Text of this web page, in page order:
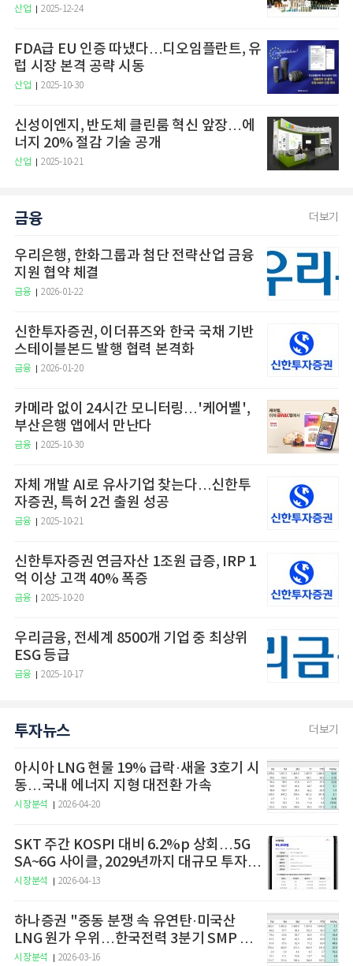
산업 2025-12-24
FDA급 EU 인증 따냈다…디오임플란트, 유
럽 시장 본격 공략 시동
산업 2025-10-30
신성이엔지, 반도체 클린룸 혁신 앞장…에
너지 20% 절감 기술 공개
산업 2025-10-21
금융 더보기
우리은행, 한화그룹과 첨단 전략산업 금융
지원 협약 체결
금융 2026-01-22
신한투자증권, 이더퓨즈와 한국 국채 기반
스테이블본드 발행 협력 본격화
금융 2026-01-20
카메라 없이 24시간 모니터링…'케어벨',
부산은행 앱에서 만난다
금융 2025-10-30
자체 개발 AI로 유사기업 찾는다…신한투
자증권, 특허 2건 출원 성공
금융 2025-10-21
신한투자증권 연금자산 1조원 급증, IRP 1
억 이상 고객 40% 폭증
금융 2025-10-20
우리금융, 전세계 8500개 기업 중 최상위
ESG 등급
금융 2025-10-17
투자뉴스 더보기
아시아 LNG 현물 19% 급락·새울 3호기 시
동…국내 에너지 지형 대전환 가속
시장분석 2026-04-20
SKT 주간 KOSPI 대비 6.2%p 상회…5G
SA~6G 사이클, 2029년까지 대규모 투자
예고
시장분석 2026-04-13
하나증권 "중동 분쟁 속 유연탄·미국산
LNG 원가 우위…한국전력 3분기 SMP 상
승 전망"
시장분석 2026-03-16